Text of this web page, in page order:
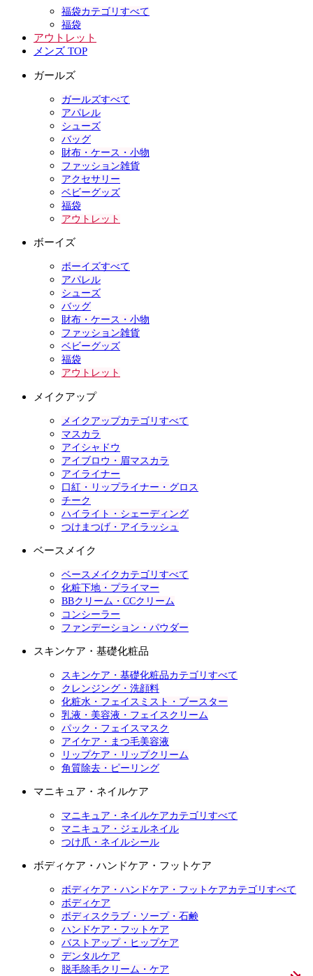
福袋カテゴリすべて
福袋
アウトレット
メンズ TOP
ガールズ
ガールズすべて
アパレル
シューズ
バッグ
財布・ケース・小物
ファッション雑貨
アクセサリー
ベビーグッズ
福袋
アウトレット
ボーイズ
ボーイズすべて
アパレル
シューズ
バッグ
財布・ケース・小物
ファッション雑貨
ベビーグッズ
福袋
アウトレット
メイクアップ
メイクアップカテゴリすべて
マスカラ
アイシャドウ
アイブロウ・眉マスカラ
アイライナー
口紅・リップライナー・グロス
チーク
ハイライト・シェーディング
つけまつげ・アイラッシュ
ベースメイク
ベースメイクカテゴリすべて
化粧下地・プライマー
BBクリーム・CCクリーム
コンシーラー
ファンデーション・パウダー
スキンケア・基礎化粧品
スキンケア・基礎化粧品カテゴリすべて
クレンジング・洗顔料
化粧水・フェイスミスト・ブースター
乳液・美容液・フェイスクリーム
パック・フェイスマスク
アイケア・まつ毛美容液
リップケア・リップクリーム
角質除去・ピーリング
マニキュア・ネイルケア
マニキュア・ネイルケアカテゴリすべて
マニキュア・ジェルネイル
つけ爪・ネイルシール
ボディケア・ハンドケア・フットケア
ボディケア・ハンドケア・フットケアカテゴリすべて
ボディケア
ボディスクラブ・ソープ・石鹸
ハンドケア・フットケア
バストアップ・ヒップケア
デンタルケア
脱毛除毛クリーム・ケア